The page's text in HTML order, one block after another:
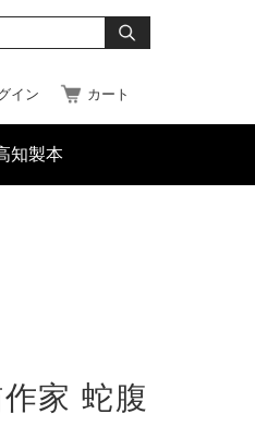
イン カート
知製本
家 蛇腹